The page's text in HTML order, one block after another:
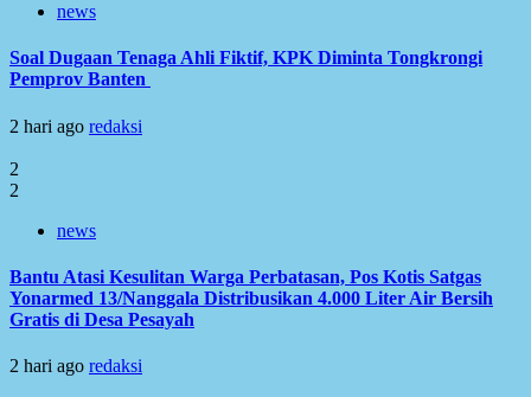
news
Soal Dugaan Tenaga Ahli Fiktif, KPK Diminta Tongkrongi
Pemprov Banten
2 hari ago redaksi
2
2
news
Bantu Atasi Kesulitan Warga Perbatasan, Pos Kotis Satgas
Yonarmed 13/Nanggala Distribusikan 4.000 Liter Air Bersih
Gratis di Desa Pesayah
2 hari ago redaksi